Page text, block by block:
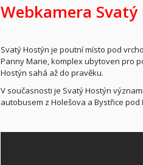
Webkamera
Svatý Hostýn je poutní místo pod
Panny Marie, komplex ubytoven pro
Hostýn sahá až do pravěku.
V současnosti je Svatý Hostýn
autobusem z Holešova a Bystřice